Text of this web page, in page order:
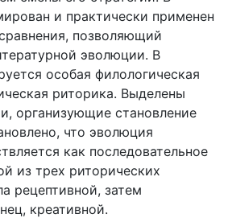
и практически применен
позволяющий
эволюции. В
особая филологическая
риторика. Выделены
организующие становление
что эволюция
как последовательное
из трех риторических
рецептивной, затем
креативной.